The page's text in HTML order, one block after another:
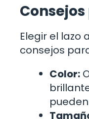
Elegir el
consejos
Color: